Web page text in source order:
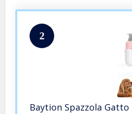
2
Baytion Spazzola